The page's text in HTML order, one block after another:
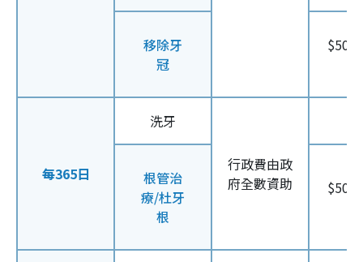
移除牙
冠
$50/
每365日
洗牙
行政費由政
府全數資助
根管治
療/杜牙
根
$50/